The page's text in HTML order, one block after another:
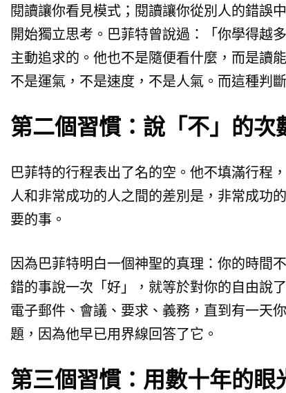
閱讀讓你看見模式；閱讀讓你從別人的錯誤
開始獨立思考。巴菲特曾說過：「你學得越
主動追求的。他也不是隨便看什麼，而是
不是運氣，不是速度，不是人氣。而這種判
第二個習慣：說「不」的次
巴菲特的行程表出了名的空。他不填滿行程
人和非常成功的人之間的差別是，非常成功
要的事。
因為巴菲特明白一個神聖的真理：你的時間
錯的事說一次「好」，就等於對你的自由說
電子郵件、會議、要求、義務，直到有一天
題，因為他早已用界線回答了它。
第三個習慣：用數十年的眼